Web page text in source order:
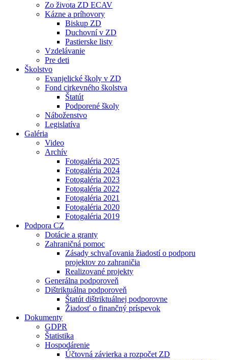
Zo života ZD ECAV
Kázne a príhovory
Biskup ZD
Duchovní v ZD
Pastierske listy
Vzdelávanie
Pre deti
Školstvo
Evanjelické školy v ZD
Fond cirkevného školstva
Štatút
Podporené školy
Náboženstvo
Legislatíva
Galéria
Video
Archív
Fotogaléria 2025
Fotogaléria 2024
Fotogaléria 2023
Fotogaléria 2022
Fotogaléria 2021
Fotogaléria 2020
Fotogaléria 2019
Podpora CZ
Dotácie a granty
Zahraničná pomoc
Zásady schvaľovania žiadostí o podporu
projektov zo zahraničia
Realizované projekty
Generálna podporoveň
Dištriktuálna podporoveň
Štatút dištriktuálnej podporovne
Žiadosť o finančný príspevok
Dokumenty
GDPR
Štatistika
Hospodárenie
Účtovná závierka a rozpočet ZD